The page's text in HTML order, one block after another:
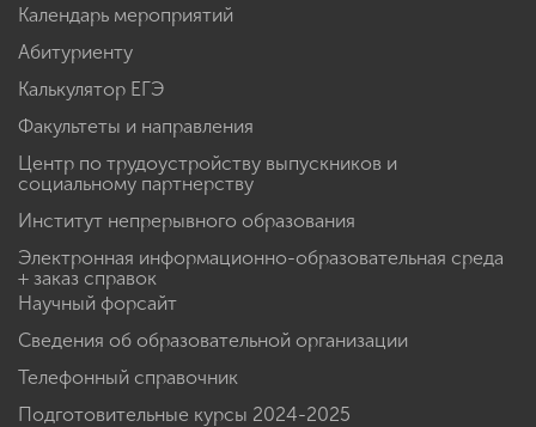
Календарь мероприятий
Абитуриенту
Калькулятор ЕГЭ
Факультеты и направления
Центр по трудоустройству выпускников и
социальному партнерству
Институт непрерывного образования
Электронная информационно-образовательная среда
+ заказ справок
Научный форсайт
Сведения об образовательной организации
Телефонный справочник
Подготовительные курсы 2024-2025